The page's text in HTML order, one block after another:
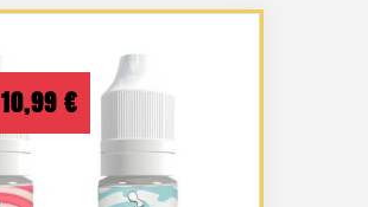
10,99 €
Plage
de
prix :